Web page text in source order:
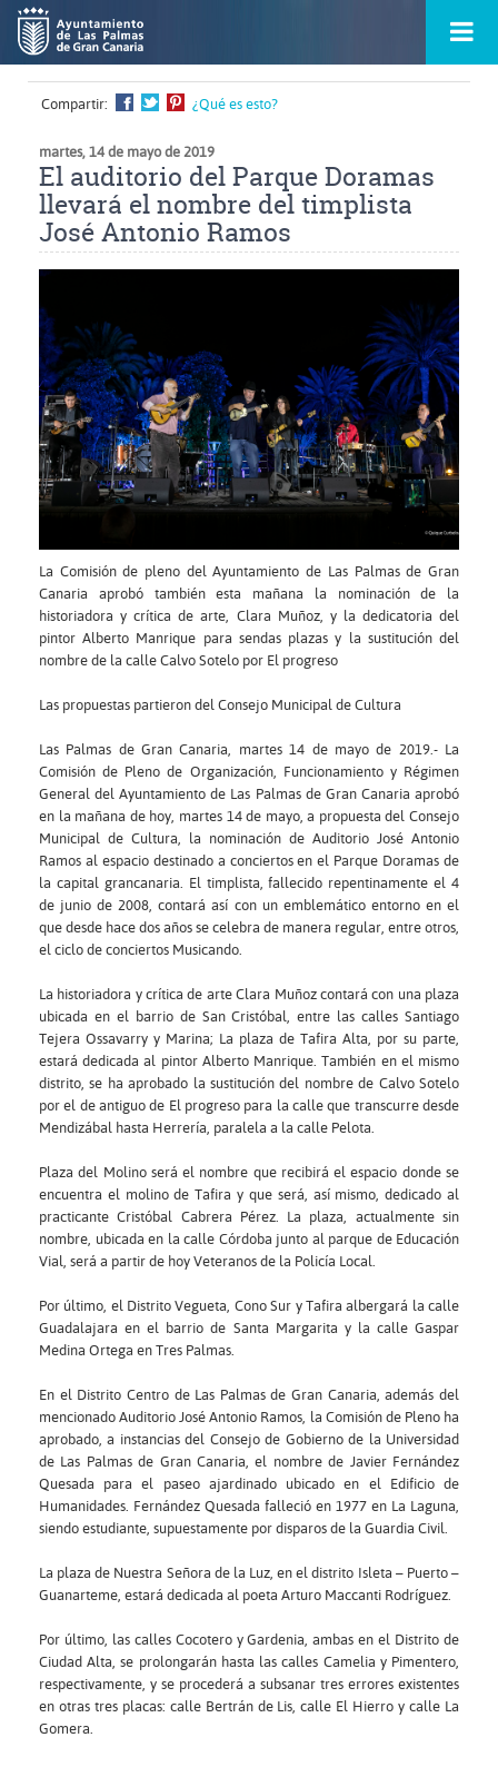
contenido
principal
Menú
Compartir: ¿Qué es esto?
martes, 14 de mayo de 2019
El auditorio del Parque Doramas
llevará el nombre del timplista
José Antonio Ramos
Ampliar
La Comisión de pleno del Ayuntamiento de Las Palmas de Gran
Canaria aprobó también esta mañana la nominación de la
historiadora y crítica de arte, Clara Muñoz, y la dedicatoria del
pintor Alberto Manrique para sendas plazas y la sustitución del
nombre de la calle Calvo Sotelo por El progreso
Las propuestas partieron del Consejo Municipal de Cultura
Las Palmas de Gran Canaria, martes 14 de mayo de 2019.- La
Comisión de Pleno de Organización, Funcionamiento y Régimen
General del Ayuntamiento de Las Palmas de Gran Canaria aprobó
en la mañana de hoy, martes 14 de mayo, a propuesta del Consejo
Municipal de Cultura, la nominación de Auditorio José Antonio
Ramos al espacio destinado a conciertos en el Parque Doramas de
la capital grancanaria. El timplista, fallecido repentinamente el 4
de junio de 2008, contará así con un emblemático entorno en el
que desde hace dos años se celebra de manera regular, entre otros,
el ciclo de conciertos Musicando.
La historiadora y crítica de arte Clara Muñoz contará con una plaza
ubicada en el barrio de San Cristóbal, entre las calles Santiago
Tejera Ossavarry y Marina; La plaza de Tafira Alta, por su parte,
estará dedicada al pintor Alberto Manrique. También en el mismo
distrito, se ha aprobado la sustitución del nombre de Calvo Sotelo
por el de antiguo de El progreso para la calle que transcurre desde
Mendizábal hasta Herrería, paralela a la calle Pelota.
Plaza del Molino será el nombre que recibirá el espacio donde se
encuentra el molino de Tafira y que será, así mismo, dedicado al
practicante Cristóbal Cabrera Pérez. La plaza, actualmente sin
nombre, ubicada en la calle Córdoba junto al parque de Educación
Vial, será a partir de hoy Veteranos de la Policía Local.
Por último, el Distrito Vegueta, Cono Sur y Tafira albergará la calle
Guadalajara en el barrio de Santa Margarita y la calle Gaspar
Medina Ortega en Tres Palmas.
En el Distrito Centro de Las Palmas de Gran Canaria, además del
mencionado Auditorio José Antonio Ramos, la Comisión de Pleno ha
aprobado, a instancias del Consejo de Gobierno de la Universidad
de Las Palmas de Gran Canaria, el nombre de Javier Fernández
Quesada para el paseo ajardinado ubicado en el Edificio de
Humanidades. Fernández Quesada falleció en 1977 en La Laguna,
siendo estudiante, supuestamente por disparos de la Guardia Civil.
La plaza de Nuestra Señora de la Luz, en el distrito Isleta – Puerto –
Guanarteme, estará dedicada al poeta Arturo Maccanti Rodríguez.
Por último, las calles Cocotero y Gardenia, ambas en el Distrito de
Ciudad Alta, se prolongarán hasta las calles Camelia y Pimentero,
respectivamente, y se procederá a subsanar tres errores existentes
en otras tres placas: calle Bertrán de Lis, calle El Hierro y calle La
Gomera.